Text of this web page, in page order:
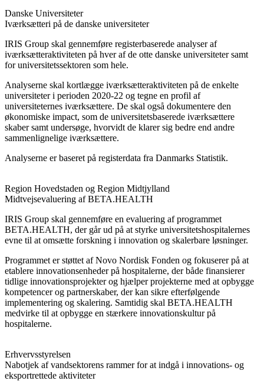
Danske Universiteter
Iværksætteri på de danske universiteter
IRIS Group skal gennemføre registerbaserede analyser af
iværksætteraktiviteten på hver af de otte danske universiteter samt
for universitetssektoren som hele.
Analyserne skal kortlægge iværksætteraktiviteten på de enkelte
universiteter i perioden 2020-22 og tegne en profil af
universiteternes iværksættere. De skal også dokumentere den
økonomiske impact, som de universitetsbaserede iværksættere
skaber samt undersøge, hvorvidt de klarer sig bedre end andre
sammenlignelige iværksættere.
Analyserne er baseret på registerdata fra Danmarks Statistik.
Region Hovedstaden og Region Midtjylland
Midtvejsevaluering af BETA.HEALTH
IRIS Group skal gennemføre en evaluering af programmet
BETA.HEALTH, der går ud på at styrke universitetshospitalernes
evne til at omsætte forskning i innovation og skalerbare løsninger.
Programmet er støttet af Novo Nordisk Fonden og fokuserer på at
etablere innovationsenheder på hospitalerne, der både finansierer
tidlige innovationsprojekter og hjælper projekterne med at opbygge
kompetencer og partnerskaber, der kan sikre efterfølgende
implementering og skalering. Samtidig skal BETA.HEALTH
medvirke til at opbygge en stærkere innovationskultur på
hospitalerne.
Erhvervsstyrelsen
Nabotjek af vandsektorens rammer for at indgå i innovations- og
eksportrettede aktiviteter